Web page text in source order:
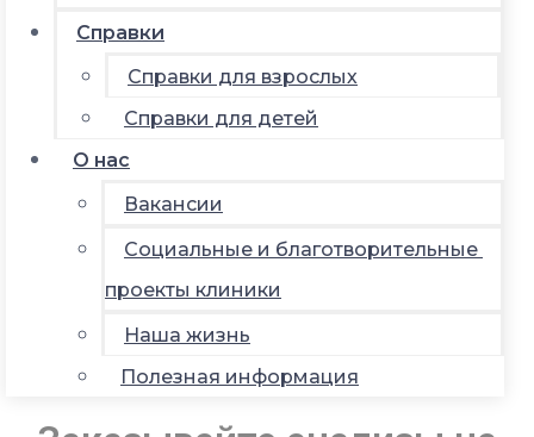
Справки
Справки для взрослых
Справки для детей
О нас
Вакансии
Социальные и благотворительные
проекты клиники
Наша жизнь
Полезная информация